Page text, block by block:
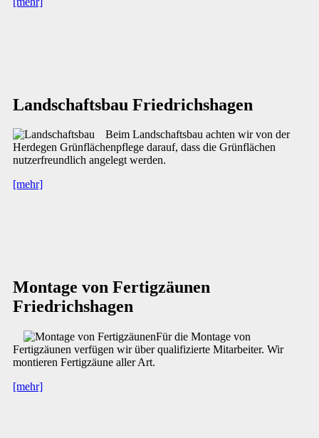
Landschaftsbau Friedrichshagen
Beim Landschaftsbau achten wir von der
Herdegen Grünflächenpflege darauf, dass die Grünflächen
nutzerfreundlich angelegt werden.
[mehr]
Montage von Fertigzäunen
Friedrichshagen
Für die Montage von
Fertigzäunen verfügen wir über qualifizierte Mitarbeiter. Wir
montieren Fertigzäune aller Art.
[mehr]